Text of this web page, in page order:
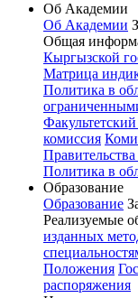
Об Академии
Об Академии
Общая
Кыргызской
Матрица
Политика в
комиссия
Политика в
Образование
Образование
Реализуемые
изданных
Положения
распоряжения